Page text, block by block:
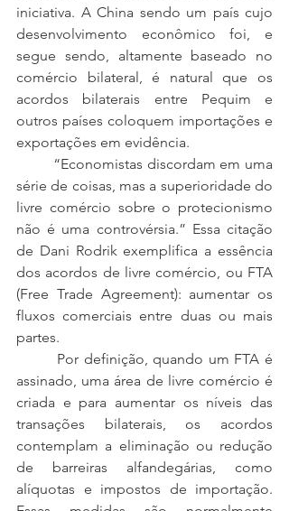
iniciativa. A China sendo um país cujo
desenvolvimento econômico foi, e
segue sendo, altamente baseado no
comércio bilateral, é natural que os
acordos bilaterais entre Pequim e
outros países coloquem importações e
exportações em evidência.
série de coisas, mas a superioridade do
livre comércio sobre o protecionismo
não é uma controvérsia.” Essa citação
de Dani Rodrik exemplifica a essência
dos acordos de livre comércio, ou FTA
(Free Trade Agreement): aumentar os
fluxos comerciais entre duas ou mais
partes.
Por definição, quando um FTA é
assinado, uma área de livre comércio é
criada e para aumentar os níveis das
transações bilaterais, os acordos
contemplam a eliminação ou redução
de barreiras alfandegárias, como
alíquotas e impostos de importação.